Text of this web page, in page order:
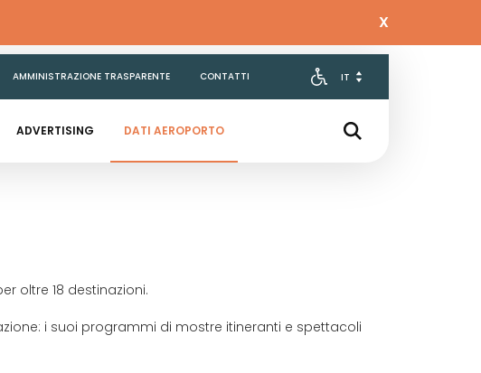
X
AMMINISTRAZIONE TRASPARENTE CONTATTI
ADVERTISING DATI AEROPORTO
oltre 18 destinazioni.
i suoi programmi di mostre itineranti e spettacoli